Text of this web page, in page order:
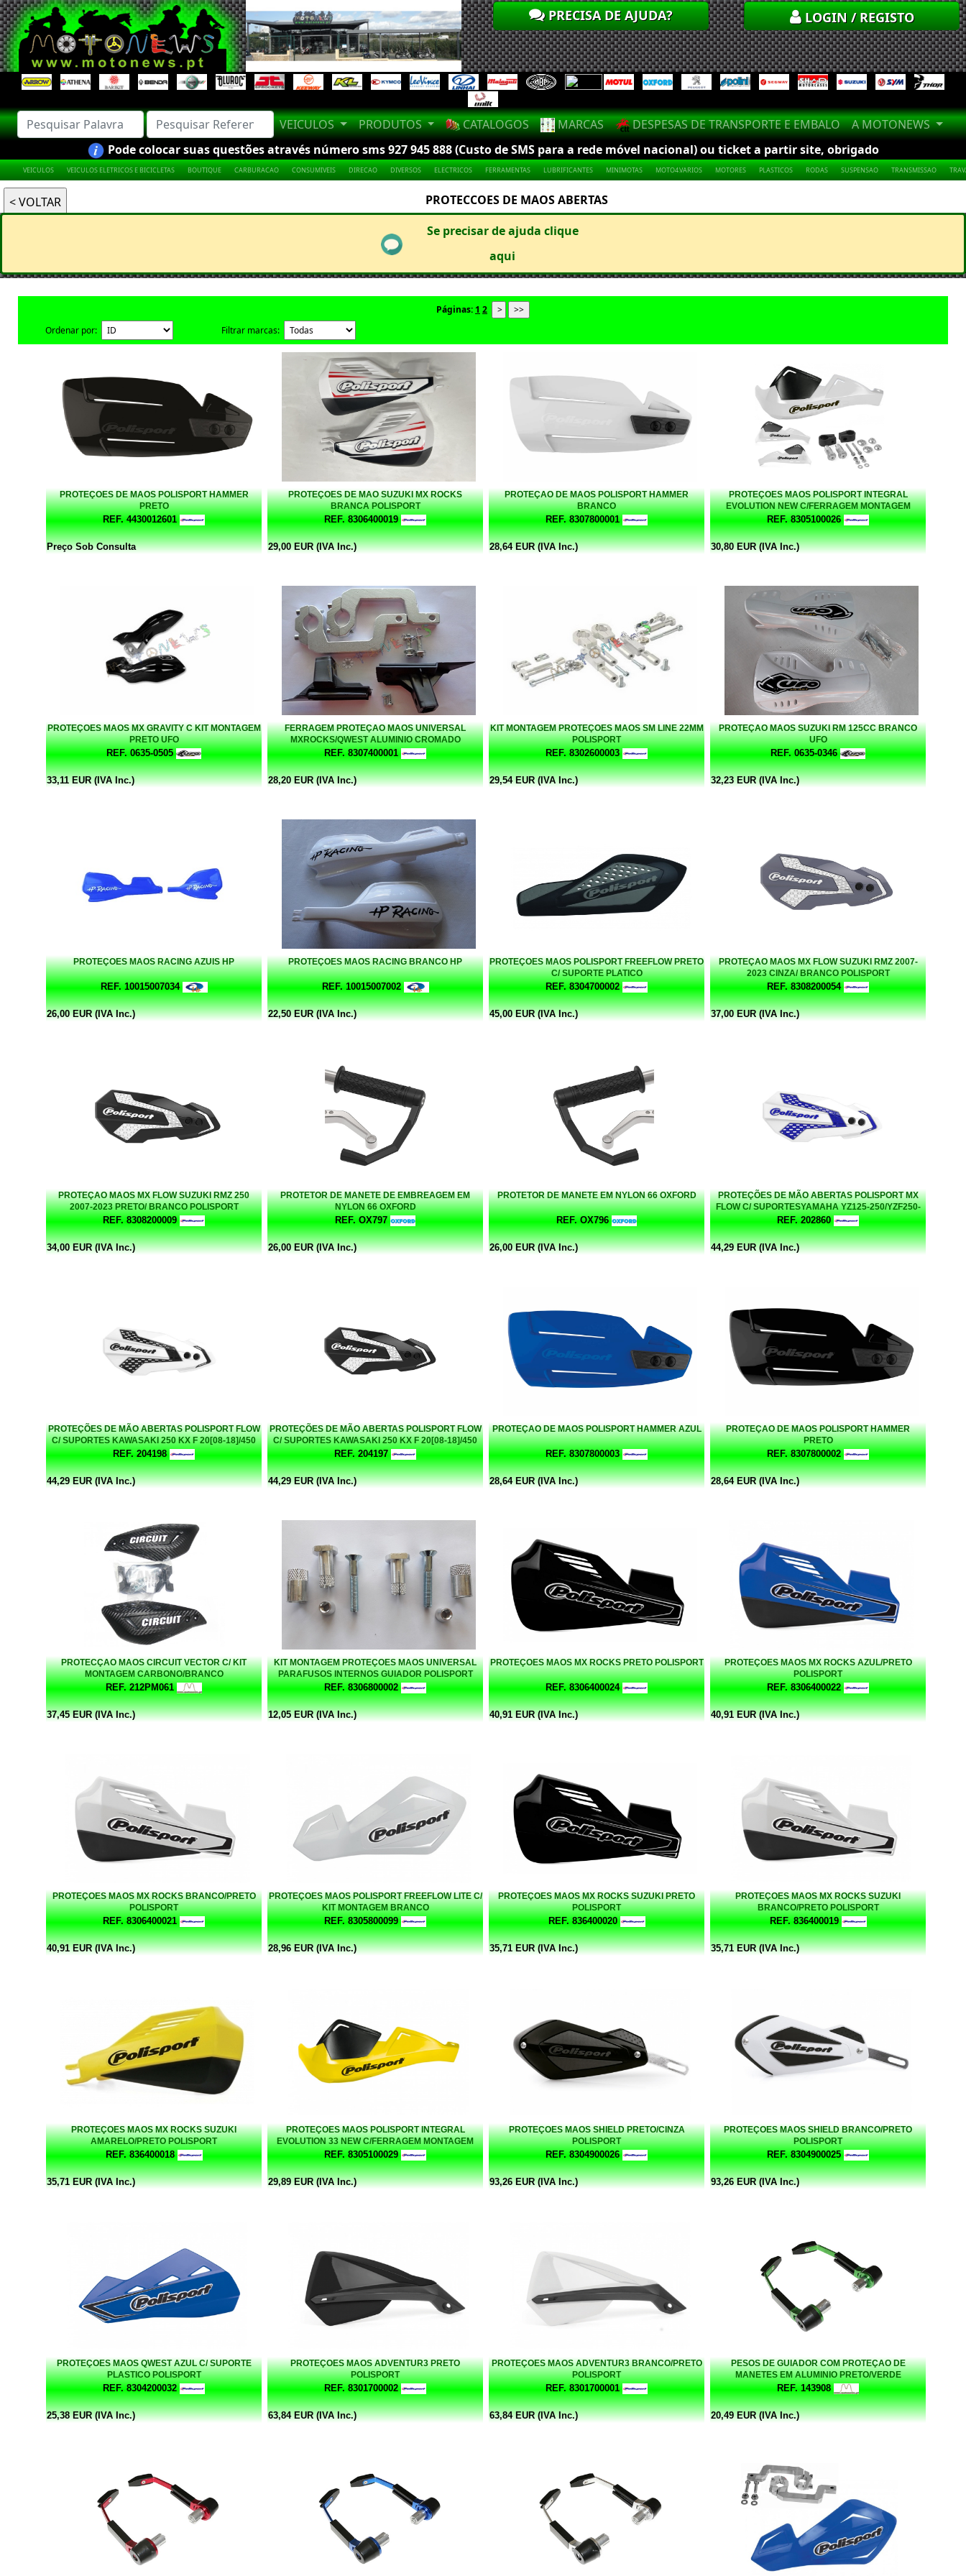
PRECISA DE AJUDA? LOGIN / REGISTO
VEICULOS PRODUTOS CATALOGOS MARCAS DESPESAS DE TRANSPORTE E EMBALO
A MOTONEWS
Pode colocar suas questões através número sms 927 945 888 (Custo de SMS para a rede móvel nacional) ou ticket a partir site, obrigado
VEICULOS VEICULOS ELETRICOS E BICICLETAS BOUTIQUE CARBURACAO CONSUMIVEIS DIRECAO DIVERSOS ELECTRICOS FERRAMENTAS LUBRIFICANTES MINIMOTAS MOTO4.VARIOS MOTORES PLASTICOS RODAS SUSPENSAO TRANSMISSAO
PROTECCOES DE MAOS ABERTAS
Se precisar de ajuda clique
aqui
Páginas:1 2
Ordenar por:
Filtrar marcas:
PROTEÇOES DE MAOS POLISPORT HAMMER
PRETO
REF. 4430012601
Preço Sob Consulta
PROTEÇOES DE MAO SUZUKI MX ROCKS
BRANCA POLISPORT
REF. 8306400019
29,00 EUR (IVA Inc.)
PROTEÇAO DE MAOS POLISPORT HAMMER
BRANCO
REF. 8307800001
28,64 EUR (IVA Inc.)
PROTEÇOES MAOS POLISPORT INTEGRAL
EVOLUTION NEW C/FERRAGEM MONTAGEM
BRANCAS
REF. 8305100026
30,80 EUR (IVA Inc.)
PROTEÇOES MAOS MX GRAVITY C KIT MONTAGEM
PRETO UFO
REF. 0635-0505
33,11 EUR (IVA Inc.)
FERRAGEM PROTEÇAO MAOS UNIVERSAL
MXROCKS/QWEST ALUMINIO CROMADO
POLISPORT
REF. 8307400001
28,20 EUR (IVA Inc.)
KIT MONTAGEM PROTEÇOES MAOS SM LINE 22MM
POLISPORT
REF. 8302600003
29,54 EUR (IVA Inc.)
PROTEÇAO MAOS SUZUKI RM 125CC BRANCO
UFO
REF. 0635-0346
32,23 EUR (IVA Inc.)
PROTEÇOES MAOS RACING AZUIS HP
REF. 10015007034
26,00 EUR (IVA Inc.)
PROTEÇOES MAOS RACING BRANCO HP
REF. 10015007002
22,50 EUR (IVA Inc.)
PROTEÇOES MAOS POLISPORT FREEFLOW PRETO
C/ SUPORTE PLATICO
REF. 8304700002
45,00 EUR (IVA Inc.)
PROTEÇAO MAOS MX FLOW SUZUKI RMZ 2007-
2023 CINZA/ BRANCO POLISPORT
REF. 8308200054
37,00 EUR (IVA Inc.)
PROTEÇAO MAOS MX FLOW SUZUKI RMZ 250
2007-2023 PRETO/ BRANCO POLISPORT
REF. 8308200009
34,00 EUR (IVA Inc.)
PROTETOR DE MANETE DE EMBREAGEM EM
NYLON 66 OXFORD
REF. OX797
26,00 EUR (IVA Inc.)
PROTETOR DE MANETE EM NYLON 66 OXFORD
REF. OX796
26,00 EUR (IVA Inc.)
PROTEÇÕES DE MÃO ABERTAS POLISPORT MX
FLOW C/ SUPORTESYAMAHA YZ125-250/YZF250-
450/WR125-250-450 WR [08-] BRANCO/AZUL
REF. 202860
44,29 EUR (IVA Inc.)
PROTEÇÕES DE MÃO ABERTAS POLISPORT FLOW
C/ SUPORTES KAWASAKI 250 KX F 20[08-18]/450
KX F [08-18] BRANCO/PRETO
REF. 204198
44,29 EUR (IVA Inc.)
PROTEÇÕES DE MÃO ABERTAS POLISPORT FLOW
C/ SUPORTES KAWASAKI 250 KX F 20[08-18]/450
KX F [08-18] PRETO/BRANCO
REF. 204197
44,29 EUR (IVA Inc.)
PROTEÇAO DE MAOS POLISPORT HAMMER AZUL
REF. 8307800003
28,64 EUR (IVA Inc.)
PROTEÇAO DE MAOS POLISPORT HAMMER
PRETO
REF. 8307800002
28,64 EUR (IVA Inc.)
PROTECÇAO MAOS CIRCUIT VECTOR C/ KIT
MONTAGEM CARBONO/BRANCO
REF. 212PM061
37,45 EUR (IVA Inc.)
KIT MONTAGEM PROTEÇOES MAOS UNIVERSAL
PARAFUSOS INTERNOS GUIADOR POLISPORT
REF. 8306800002
12,05 EUR (IVA Inc.)
PROTEÇOES MAOS MX ROCKS PRETO POLISPORT
REF. 8306400024
40,91 EUR (IVA Inc.)
PROTEÇOES MAOS MX ROCKS AZUL/PRETO
POLISPORT
REF. 8306400022
40,91 EUR (IVA Inc.)
PROTEÇOES MAOS MX ROCKS BRANCO/PRETO
POLISPORT
REF. 8306400021
40,91 EUR (IVA Inc.)
PROTEÇOES MAOS POLISPORT FREEFLOW LITE C/
KIT MONTAGEM BRANCO
REF. 8305800099
28,96 EUR (IVA Inc.)
PROTEÇOES MAOS MX ROCKS SUZUKI PRETO
POLISPORT
REF. 836400020
35,71 EUR (IVA Inc.)
PROTEÇOES MAOS MX ROCKS SUZUKI
BRANCO/PRETO POLISPORT
REF. 836400019
35,71 EUR (IVA Inc.)
PROTEÇOES MAOS MX ROCKS SUZUKI
AMARELO/PRETO POLISPORT
REF. 836400018
35,71 EUR (IVA Inc.)
PROTEÇOES MAOS POLISPORT INTEGRAL
EVOLUTION 33 NEW C/FERRAGEM MONTAGEM
AMARELO
REF. 8305100029
29,89 EUR (IVA Inc.)
PROTEÇOES MAOS SHIELD PRETO/CINZA
POLISPORT
REF. 8304900026
93,26 EUR (IVA Inc.)
PROTEÇOES MAOS SHIELD BRANCO/PRETO
POLISPORT
REF. 8304900025
93,26 EUR (IVA Inc.)
PROTEÇOES MAOS QWEST AZUL C/ SUPORTE
PLASTICO POLISPORT
REF. 8304200032
25,38 EUR (IVA Inc.)
PROTEÇOES MAOS ADVENTUR3 PRETO
POLISPORT
REF. 8301700002
63,84 EUR (IVA Inc.)
PROTEÇOES MAOS ADVENTUR3 BRANCO/PRETO
POLISPORT
REF. 8301700001
63,84 EUR (IVA Inc.)
PESOS DE GUIADOR COM PROTEÇAO DE
MANETES EM ALUMINIO PRETO/VERDE
REF. 143908
20,49 EUR (IVA Inc.)